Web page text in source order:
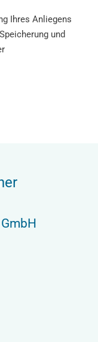
Ihres Anliegens
und